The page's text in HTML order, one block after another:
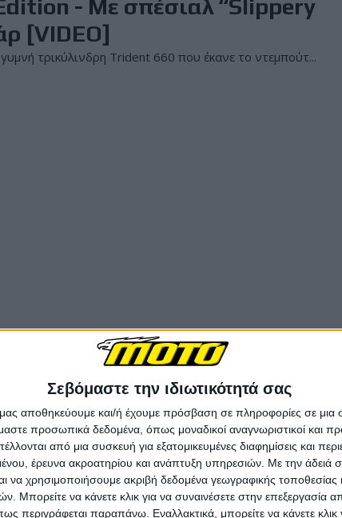
Σεβόμαστε την ιδιωτικότητά σας
μας αποθηκεύουμε και/ή έχουμε πρόσβαση σε πληροφορίες σε
προσωπικά δεδομένα, όπως μοναδικοί αναγνωριστικοί και
από μια συσκευή για εξατομικευμένες διαφημίσεις και
έρευνα ακροατηρίου και ανάπτυξη υπηρεσιών. Με την άδειά
να χρησιμοποιήσουμε ακριβή δεδομένα γεωγραφικής τοποθεσίας
να κάνετε κλικ για να συναινέσετε στην επεξεργασία
περιγράφεται παραπάνω. Εναλλακτικά, μπορείτε να κάνετε κλικ
- Με σπέσιαλ “Slippery
[VIDEO]
τρικύλινδρη Trident 660 που έκανε το ντεμπούτ...